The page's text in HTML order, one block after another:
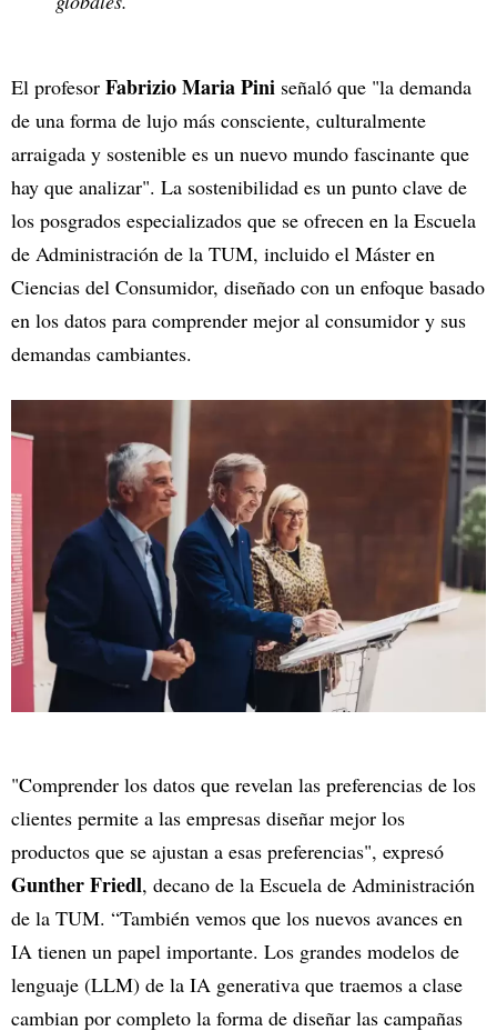
El profesor Fabrizio Maria Pini señaló que "la demanda
de una forma de lujo más consciente, culturalmente
arraigada y sostenible es un nuevo mundo fascinante que
hay que analizar". La sostenibilidad es un punto clave de
los posgrados especializados que se ofrecen en la Escuela
de Administración de la TUM, incluido el Máster en
Ciencias del Consumidor, diseñado con un enfoque basado
en los datos para comprender mejor al consumidor y sus
demandas cambiantes.
"Comprender los datos que revelan las preferencias de los
clientes permite a las empresas diseñar mejor los
productos que se ajustan a esas preferencias", expresó
Gunther Friedl, decano de la Escuela de Administración
de la TUM. “También vemos que los nuevos avances en
IA tienen un papel importante. Los grandes modelos de
lenguaje (LLM) de la IA generativa que traemos a clase
cambian por completo la forma de diseñar las campañas